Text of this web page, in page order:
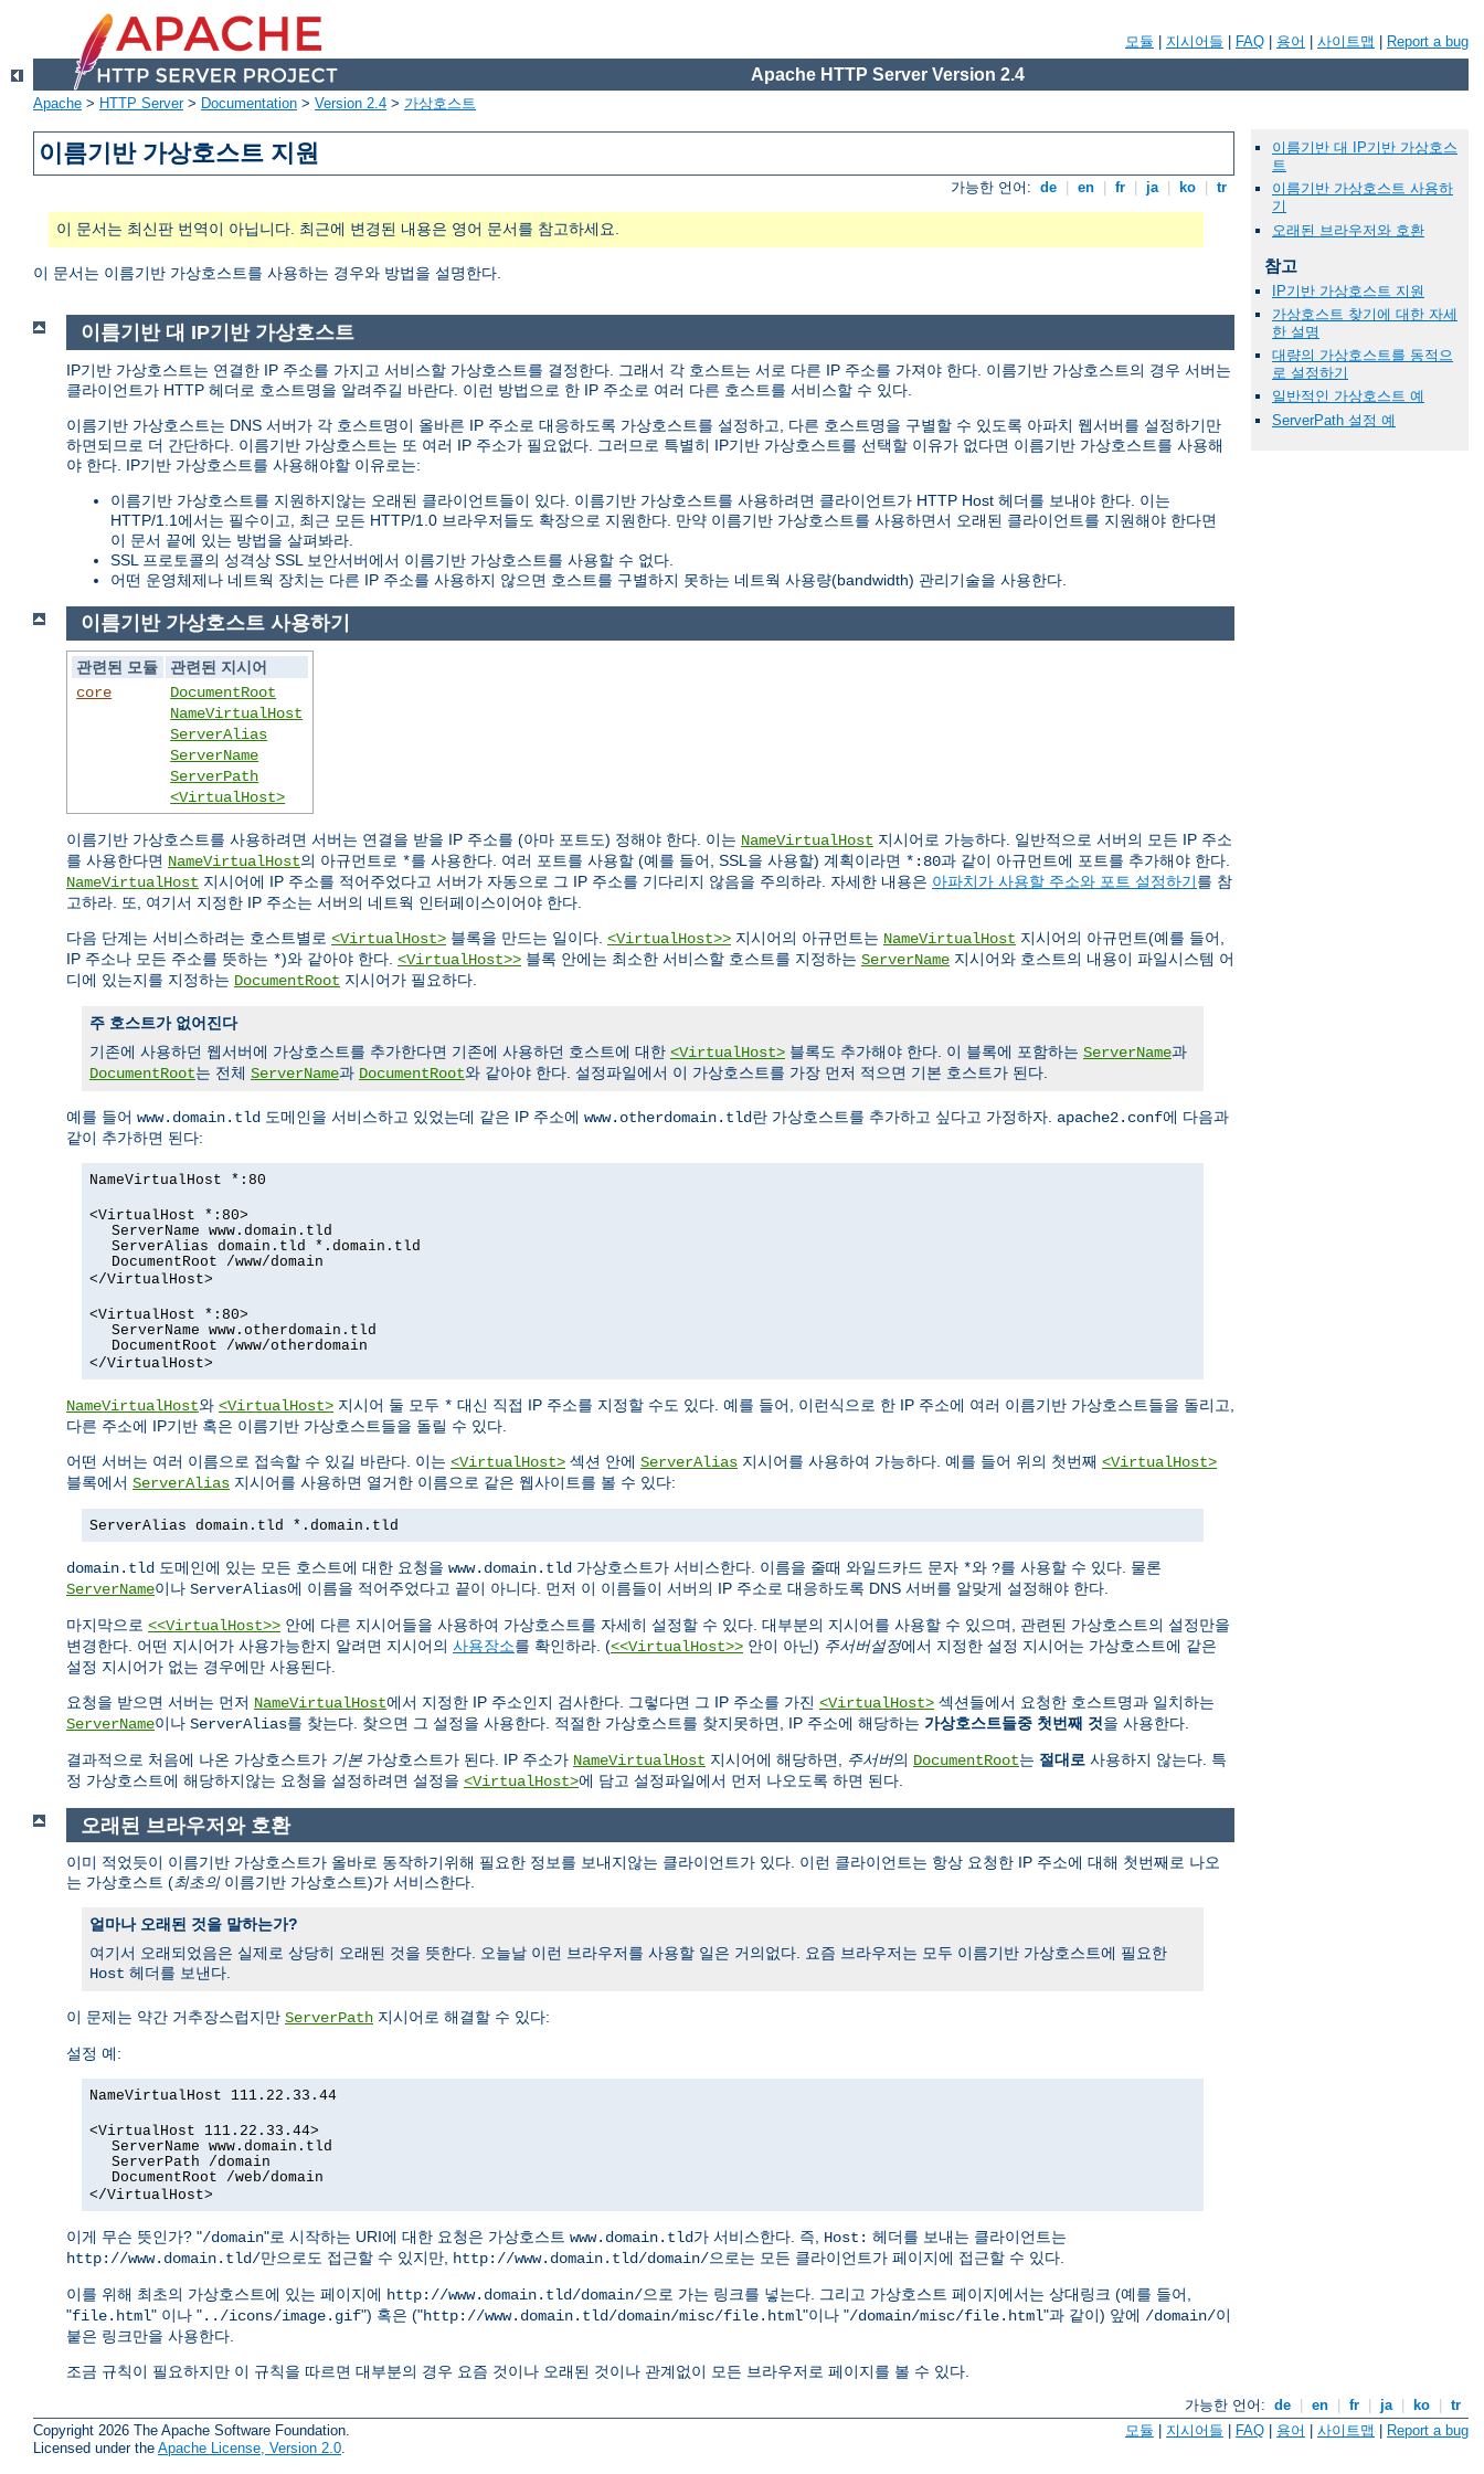
모듈 지시어들 FAQ 용어 사이트맵 Report a bug
Apache HTTP Server Version 2.4
Apache > HTTP Server> Documentation > Version 2.4 > 가상호스트
이름기반 가상호스트 지원
가능한 언어: de en fr ja ko tr
이 문서는 최신판 번역이 아닙니다. 최근에 변경된 내용은 영어 문서를 참고하세요.
이 문서는 이름기반 가상호스트를 사용하는 경우와 방법을 설명한다.
이름기반 대 IP기반 가상호스트
IP기반 가상호스트는 연결한 IP 주소를 가지고 서비스할 가상호스트를 결정한다. 그래서 각 호스트는 서로 다른 IP 주소를 가져야 한다. 이름기반 가상호스트의 경우 서버는
클라이언트가 HTTP 헤더로 호스트명을 알려주길 바란다. 이런 방법으로 한 IP 주소로 여러 다른 호스트를 서비스할 수 있다.
이름기반 가상호스트는 DNS 서버가 각 호스트명이 올바른 IP 주소로 대응하도록 가상호스트를 설정하고, 다른 호스트명을 구별할 수 있도록 아파치 웹서버를 설정하기만
하면되므로 더 간단하다. 이름기반 가상호스트는 또 여러 IP 주소가 필요없다. 그러므로 특별히 IP기반 가상호스트를 선택할 이유가 없다면 이름기반 가상호스트를 사용해
야 한다. IP기반 가상호스트를 사용해야할 이유로는:
이름기반 가상호스트를 지원하지않는 오래된 클라이언트들이 있다. 이름기반 가상호스트를 사용하려면 클라이언트가 HTTP Host 헤더를 보내야 한다. 이는
HTTP/1.1에서는 필수이고, 최근 모든 HTTP/1.0 브라우저들도 확장으로 지원한다. 만약 이름기반 가상호스트를 사용하면서 오래된 클라이언트를 지원해야 한다면
이 문서 끝에 있는 방법을 살펴봐라.
SSL 프로토콜의 성격상 SSL 보안서버에서 이름기반 가상호스트를 사용할 수 없다.
어떤 운영체제나 네트웍 장치는 다른 IP 주소를 사용하지 않으면 호스트를 구별하지 못하는 네트웍 사용량(bandwidth) 관리기술을 사용한다.
이름기반 가상호스트 사용하기
관련된 모듈
관련된 지시어
core
DocumentRoot
NameVirtualHost
ServerAlias
ServerName
ServerPath
<VirtualHost>
이름기반 가상호스트를 사용하려면 서버는 연결을 받을 IP 주소를 (아마 포트도) 정해야 한다. 이는 NameVirtualHost 지시어로 가능하다. 일반적으로 서버의 모든 IP 주소
를 사용한다면 NameVirtualHost의 아규먼트로 *를 사용한다. 여러 포트를 사용할 (예를 들어, SSL을 사용할) 계획이라면 *:80과 같이 아규먼트에 포트를 추가해야 한다.
NameVirtualHost 지시어에 IP 주소를 적어주었다고 서버가 자동으로 그 IP 주소를 기다리지 않음을 주의하라. 자세한 내용은 아파치가 사용할 주소와 포트 설정하기를 참
고하라. 또, 여기서 지정한 IP 주소는 서버의 네트웍 인터페이스이어야 한다.
다음 단계는 서비스하려는 호스트별로 <VirtualHost> 블록을 만드는 일이다. <VirtualHost>> 지시어의 아규먼트는 NameVirtualHost 지시어의 아규먼트(예를 들어,
IP 주소나 모든 주소를 뜻하는 *)와 같아야 한다. <VirtualHost>> 블록 안에는 최소한 서비스할 호스트를 지정하는 ServerName 지시어와 호스트의 내용이 파일시스템 어
디에 있는지를 지정하는 DocumentRoot 지시어가 필요하다.
주 호스트가 없어진다
기존에 사용하던 웹서버에 가상호스트를 추가한다면 기존에 사용하던 호스트에 대한 <VirtualHost> 블록도 추가해야 한다. 이 블록에 포함하는 ServerName과
DocumentRoot는 전체 ServerName과 DocumentRoot와 같아야 한다. 설정파일에서 이 가상호스트를 가장 먼저 적으면 기본 호스트가 된다.
예를 들어 www.domain.tld 도메인을 서비스하고 있었는데 같은 IP 주소에 www.otherdomain.tld란 가상호스트를 추가하고 싶다고 가정하자. apache2.conf에 다음과
같이 추가하면 된다:
NameVirtualHost *:80
<VirtualHost *:80>
ServerName www.domain.tld
ServerAlias domain.tld *.domain.tld
DocumentRoot /www/domain
</VirtualHost>
<VirtualHost *:80>
ServerName www.otherdomain.tld
DocumentRoot /www/otherdomain
</VirtualHost>
NameVirtualHost와 <VirtualHost> 지시어 둘 모두 * 대신 직접 IP 주소를 지정할 수도 있다. 예를 들어, 이런식으로 한 IP 주소에 여러 이름기반 가상호스트들을 돌리고,
다른 주소에 IP기반 혹은 이름기반 가상호스트들을 돌릴 수 있다.
어떤 서버는 여러 이름으로 접속할 수 있길 바란다. 이는 <VirtualHost> 섹션 안에 ServerAlias 지시어를 사용하여 가능하다. 예를 들어 위의 첫번째 <VirtualHost>
블록에서 ServerAlias 지시어를 사용하면 열거한 이름으로 같은 웹사이트를 볼 수 있다:
ServerAlias domain.tld *.domain.tld
domain.tld 도메인에 있는 모든 호스트에 대한 요청을 www.domain.tld 가상호스트가 서비스한다. 이름을 줄때 와일드카드 문자 *와 ?를 사용할 수 있다. 물론
ServerName이나 ServerAlias에 이름을 적어주었다고 끝이 아니다. 먼저 이 이름들이 서버의 IP 주소로 대응하도록 DNS 서버를 알맞게 설정해야 한다.
마지막으로 <<VirtualHost>> 안에 다른 지시어들을 사용하여 가상호스트를 자세히 설정할 수 있다. 대부분의 지시어를 사용할 수 있으며, 관련된 가상호스트의 설정만을
변경한다. 어떤 지시어가 사용가능한지 알려면 지시어의 사용장소를 확인하라. (<<VirtualHost>> 안이 아닌) 주서버설정에서 지정한 설정 지시어는 가상호스트에 같은
설정 지시어가 없는 경우에만 사용된다.
요청을 받으면 서버는 먼저 NameVirtualHost에서 지정한 IP 주소인지 검사한다. 그렇다면 그 IP 주소를 가진 <VirtualHost> 섹션들에서 요청한 호스트명과 일치하는
ServerName이나 ServerAlias를 찾는다. 찾으면 그 설정을 사용한다. 적절한 가상호스트를 찾지못하면, IP 주소에 해당하는 가상호스트들중 첫번째 것을 사용한다.
결과적으로 처음에 나온 가상호스트가 기본 가상호스트가 된다. IP 주소가 NameVirtualHost 지시어에 해당하면, 주서버의 DocumentRoot는 절대로 사용하지 않는다. 특
정 가상호스트에 해당하지않는 요청을 설정하려면 설정을 <VirtualHost>에 담고 설정파일에서 먼저 나오도록 하면 된다.
오래된 브라우저와 호환
이미 적었듯이 이름기반 가상호스트가 올바로 동작하기위해 필요한 정보를 보내지않는 클라이언트가 있다. 이런 클라이언트는 항상 요청한 IP 주소에 대해 첫번째로 나오
는 가상호스트 (최초의이름기반 가상호스트)가 서비스한다.
얼마나 오래된 것을 말하는가?
여기서 오래되었음은 실제로 상당히 오래된 것을 뜻한다. 오늘날 이런 브라우저를 사용할 일은 거의없다. 요즘 브라우저는 모두 이름기반 가상호스트에 필요한
Host 헤더를 보낸다.
이 문제는 약간 거추장스럽지만 ServerPath 지시어로 해결할 수 있다:
설정 예:
NameVirtualHost 111.22.33.44
<VirtualHost 111.22.33.44>
ServerName www.domain.tld
ServerPath /domain
DocumentRoot /web/domain
</VirtualHost>
이게 무슨 뜻인가? "/domain"로 시작하는 URI에 대한 요청은 가상호스트 www.domain.tld가 서비스한다. 즉, Host: 헤더를 보내는 클라이언트는
http://www.domain.tld/만으로도 접근할 수 있지만, http://www.domain.tld/domain/으로는 모든 클라이언트가 페이지에 접근할 수 있다.
이를 위해 최초의 가상호스트에 있는 페이지에 http://www.domain.tld/domain/으로 가는 링크를 넣는다. 그리고 가상호스트 페이지에서는 상대링크 (예를 들어,
"file.html" 이나 "../icons/image.gif") 혹은 ("http://www.domain.tld/domain/misc/file.html"이나 "/domain/misc/file.html"과 같이) 앞에 /domain/이
붙은 링크만을 사용한다.
조금 규칙이 필요하지만 이 규칙을 따르면 대부분의 경우 요즘 것이나 오래된 것이나 관계없이 모든 브라우저로 페이지를 볼 수 있다.
가능한 언어: de en fr ja ko
tr
Copyright 2026 The Apache Software Foundation.
Licensed under the Apache License, Version 2.0
모듈 지시어들 FAQ 용어 사이트맵 Report a bug
이름기반 대 IP기반 가상호스
트
이름기반 가상호스트 사용하
기
오래된 브라우저와 호환
참고
IP기반 가상호스트 지원
가상호스트 찾기에 대한 자세
한 설명
대량의 가상호스트를 동적으
로 설정하기
일반적인 가상호스트 예
ServerPath 설정 예